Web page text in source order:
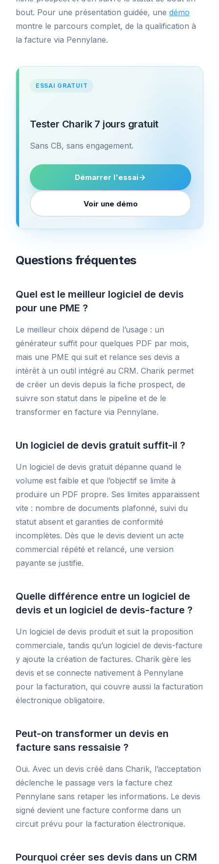
bout. Pour une présentation guidée, une démo
montre le parcours complet, de la qualification à
la facture via Pennylane.
ESSAI GRATUIT
Tester Charik 7 jours gratuit
Sans CB, sans engagement.
Démarrer l'essai
Voir une démo
Questions fréquentes
Quel est le meilleur logiciel de devis
pour une PME ?
Le meilleur choix dépend de l’usage : un
générateur suffit pour quelques PDF par mois,
mais une PME qui suit et relance ses devis a
intérêt à un outil intégré au CRM. Charik permet
de créer un devis depuis la fiche prospect, de
suivre son statut dans le pipeline et de le
transformer en facture via Pennylane.
Un logiciel de devis gratuit suffit-il ?
Un logiciel de devis gratuit dépanne quand le
volume est faible et que l’objectif se limite à
produire un PDF propre. Ses limites apparaissent
vite : nombre de documents plafonné, suivi du
statut absent et garanties de conformité
incomplètes. Dès que le devis devient un acte
commercial répété et relancé, une version
payante se justifie.
Quelle différence entre un logiciel de
devis et un logiciel de devis-facture ?
Un logiciel de devis produit et suit la proposition
commerciale, tandis qu’un logiciel de devis-facture
y ajoute la création de factures. Charik gère les
devis et se connecte nativement à Pennylane
pour la facturation, qui couvre aussi la facturation
électronique obligatoire.
Peut-on transformer un devis en
facture sans ressaisie ?
Oui. Avec un devis créé dans Charik, l’acceptation
déclenche le passage vers la facture chez
Pennylane sans retaper les informations. Le devis
signé devient une facture conforme dans un
circuit prévu pour la facturation électronique.
Pourquoi créer ses devis dans un CRM